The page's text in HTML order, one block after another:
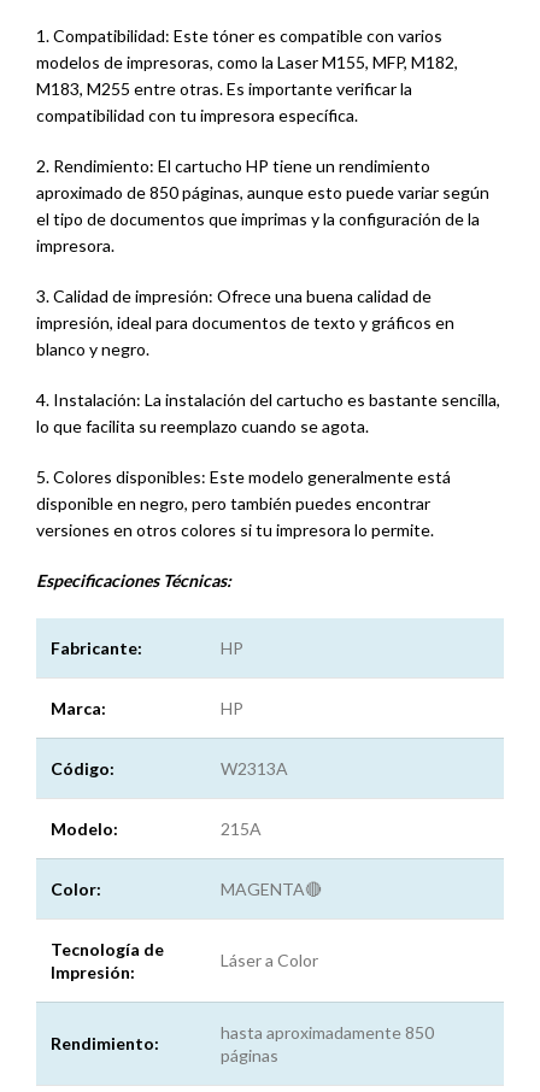
1. Compatibilidad: Este tóner es compatible con varios
modelos de impresoras, como la Laser M155, MFP, M182,
M183, M255 entre otras. Es importante verificar la
compatibilidad con tu impresora específica.
2. Rendimiento: El cartucho HP tiene un rendimiento
aproximado de 850 páginas, aunque esto puede variar según
el tipo de documentos que imprimas y la configuración de la
impresora.
3. Calidad de impresión: Ofrece una buena calidad de
impresión, ideal para documentos de texto y gráficos en
blanco y negro.
4. Instalación: La instalación del cartucho es bastante sencilla,
lo que facilita su reemplazo cuando se agota.
5. Colores disponibles: Este modelo generalmente está
disponible en negro, pero también puedes encontrar
versiones en otros colores si tu impresora lo permite.
Especificaciones Técnicas:
Fabricante: HP
Marca: HP
Código: W2313A
Modelo: 215A
Color: MAGENTA🔴
Tecnología de
Impresión:
Láser a Color
Rendimiento:
hasta aproximadamente 850
páginas